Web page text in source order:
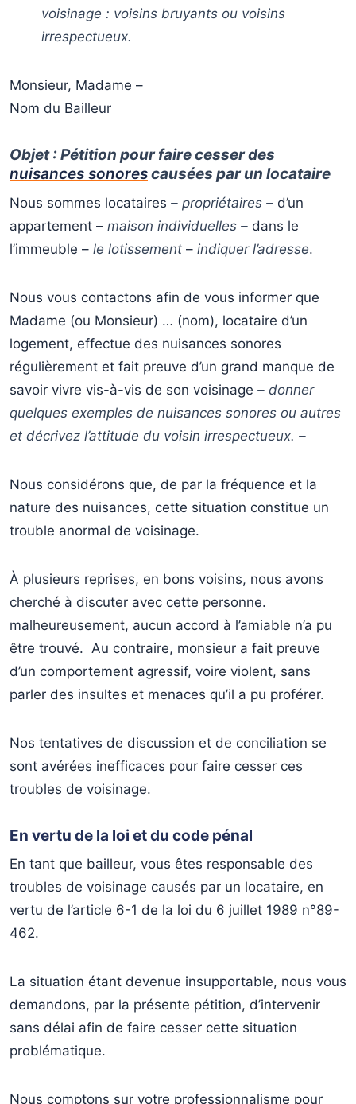
voisinage : voisins bruyants ou voisins
irrespectueux.
Monsieur, Madame –
Nom du Bailleur
Objet : Pétition pour faire cesser des
nuisances sonorescausées par un locataire
Nous sommes locataires – propriétaires – d’un
appartement – maison individuelles – dans le
l’immeuble – le lotissement – indiquer l’adresse.
Nous vous contactons afin de vous informer que
Madame (ou Monsieur) … (nom), locataire d’un
logement, effectue des nuisances sonores
régulièrement et fait preuve d’un grand manque de
savoir vivre vis-à-vis de son voisinage – donner
quelques exemples de nuisances sonores ou autres
et décrivez l’attitude du voisin irrespectueux. –
Nous considérons que, de par la fréquence et la
nature des nuisances, cette situation constitue un
trouble anormal de voisinage.
À plusieurs reprises, en bons voisins, nous avons
cherché à discuter avec cette personne.
malheureusement, aucun accord à l’amiable n’a pu
être trouvé. Au contraire, monsieur a fait preuve
d’un comportement agressif, voire violent, sans
parler des insultes et menaces qu’il a pu proférer.
Nos tentatives de discussion et de conciliation se
sont avérées inefficaces pour faire cesser ces
troubles de voisinage.
En vertu de la loi et du code pénal
En tant que bailleur, vous êtes responsable des
troubles de voisinage causés par un locataire, en
vertu de l’article 6-1 de la loi du 6 juillet 1989 n°89-
462.
La situation étant devenue insupportable, nous vous
demandons, par la présente pétition, d’intervenir
sans délai afin de faire cesser cette situation
problématique.
Nous comptons sur votre professionnalisme pour